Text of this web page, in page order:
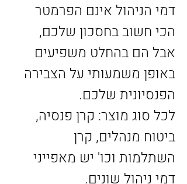
דמי הניהול אינם הפרמטר
הכי חשוב בחסכון שלכם,
אבל הם בהחלט משפיעים
באופן משמעותי על הצבירה
הפנסיונית שלכם.
לכל סוג מוצר: קרן פנסיה,
ביטוח מנהלים, קרן
השתלמות וכו' יש מאפייני
דמי ניהול שונים.